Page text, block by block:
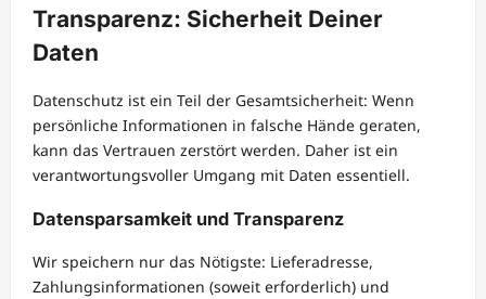
Transparenz: Sicherheit Deiner
Daten
Datenschutz ist ein Teil der Gesamtsicherheit: Wenn
persönliche Informationen in falsche Hände geraten,
kann das Vertrauen zerstört werden. Daher ist ein
verantwortungsvoller Umgang mit Daten essentiell.
Datensparsamkeit und Transparenz
Wir speichern nur das Nötigste: Lieferadresse,
Zahlungsinformationen (soweit erforderlich) und